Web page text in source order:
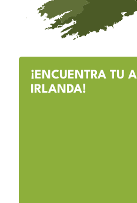
¡ENCUENTRA TU
IRLANDA!